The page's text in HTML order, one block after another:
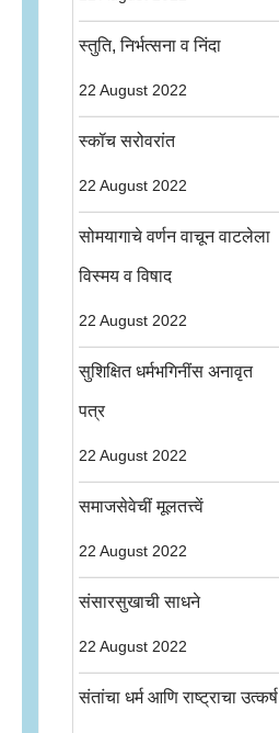
स्तुति, निर्भत्सना व निंदा
22 August 2022
स्कॉच सरोवरांत
22 August 2022
सोमयागाचे वर्णन वाचून वाटलेला
विस्मय व विषाद
22 August 2022
सुशिक्षित धर्मभगिनींस अनावृत
पत्र
22 August 2022
समाजसेवेचीं मूलतत्त्वें
22 August 2022
संसारसुखाची साधने
22 August 2022
संतांचा धर्म आणि राष्ट्राचा उत्कर्ष